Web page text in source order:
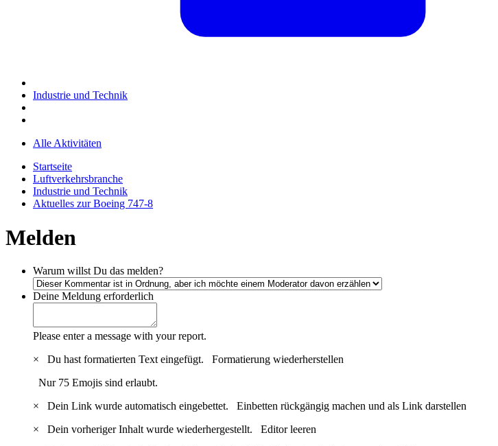
Industrie und Technik
Alle Aktivitäten
Startseite
Luftverkehrsbranche
Industrie und Technik
Aktuelles zur Boeing 747-8
Melden
Warum willst Du das melden?
Deine Meldung erforderlich
Please enter a message with your report.
×
Du hast formatierten Text eingefügt. Formatierung wiederherstellen
Nur 75 Emojis sind erlaubt.
×
Dein Link wurde automatisch eingebettet. Einbetten rückgängig machen und als Link darstellen
×
Dein vorheriger Inhalt wurde wiederhergestellt. Editor leeren